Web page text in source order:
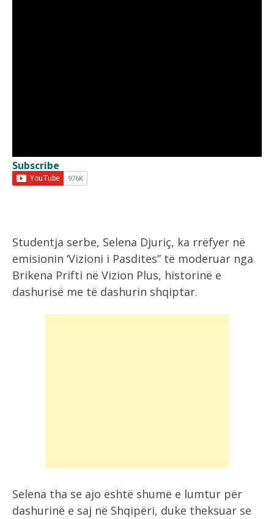
Subscribe
Studentja serbe, Selena Djuriç, ka rrëfyer në
emisionin ‘Vizioni i Pasdites” të moderuar nga
Brikena Prifti në Vizion Plus, historinë e
dashurisë me të dashurin shqiptar.
Selena tha se ajo është shumë e lumtur për
dashurinë e saj në Shqipëri, duke theksuar se